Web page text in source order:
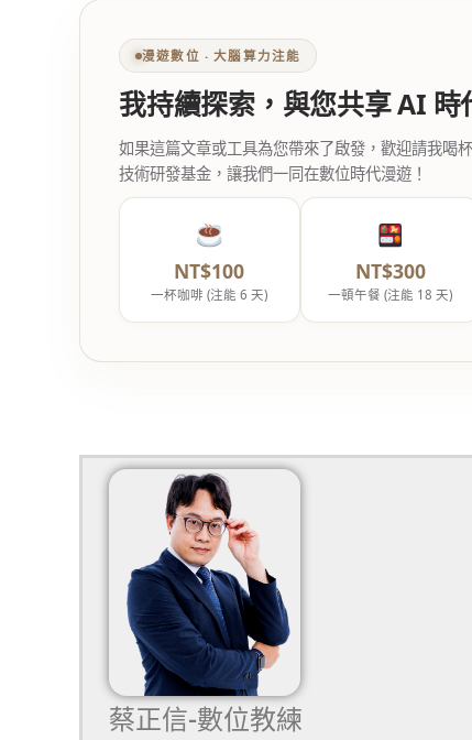
漫遊數位 ‧ 大腦算力注能
我持續探索，與您共享 AI 時
如果這篇文章或工具為您帶來了啟發，歡迎請我喝
技術研發基金，讓我們一同在數位時代漫遊！
NT$100
一杯咖啡 (注能 6 天)
NT$300
一頓午餐 (注能 18 天)
蔡正信-數位教練